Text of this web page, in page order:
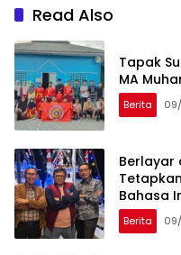
Read Also
Tapak
MA
Berita
Berlayar
Bahasa
Berita